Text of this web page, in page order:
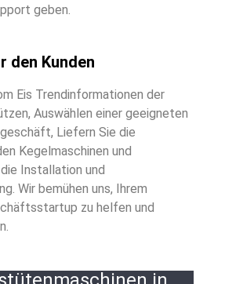
geben.
den Kunden
Eis Trendinformationen der
Auswählen einer geeigneten
Liefern Sie die
Kegelmaschinen und
Installation und
Wir bemühen uns, Ihrem
zu helfen und